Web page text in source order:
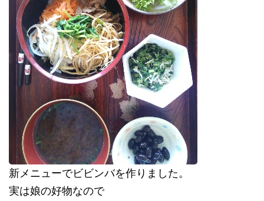
新メニューでビビンバを作りました。
実は娘の好物なので